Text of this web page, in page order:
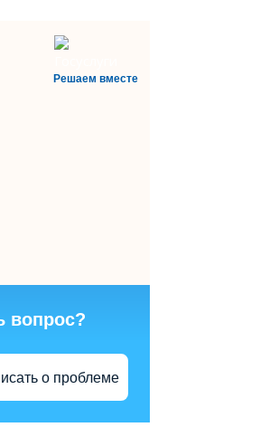
Решаем вместе
вопрос?
о проблеме